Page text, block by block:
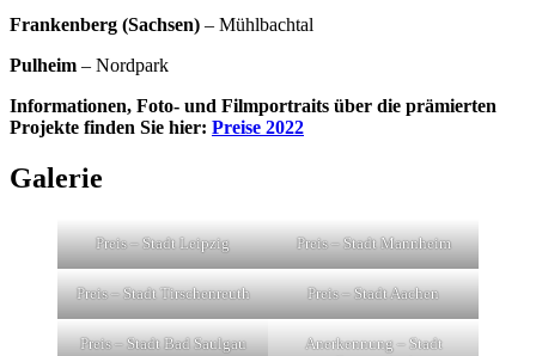
Frankenberg (Sachsen) – Mühlbachtal
Pulheim – Nordpark
Informationen, Foto- und Filmportraits über die prämierten
Projekte finden Sie hier: Preise 2022
Galerie
Preis – Stadt Leipzig Preis – Stadt Mannheim
Preis – Stadt Tirschenreuth Preis – Stadt Aachen
Preis – Stadt Bad Saulgau
Anerkennung – Stadt